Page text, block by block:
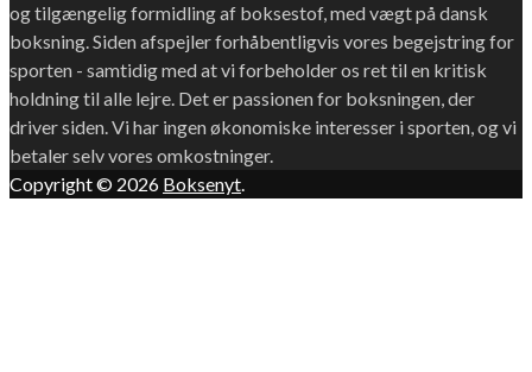
og tilgængelig formidling af boksestof, med vægt på dansk
boksning. Siden afspejler forhåbentligvis vores begejstring for
sporten - samtidig med at vi forbeholder os ret til en kritisk
holdning til alle lejre. Det er passionen for boksningen, der
driver siden. Vi har ingen økonomiske interesser i sporten, og vi
betaler selv vores omkostninger.
Copyright © 2026 Boksenyt.